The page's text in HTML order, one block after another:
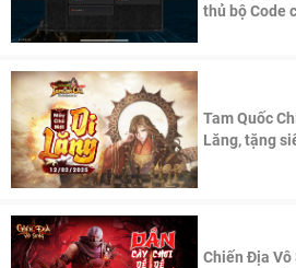
thủ bộ Code
Tam Quốc
Lăng, tặng
Chiến Địa Vô